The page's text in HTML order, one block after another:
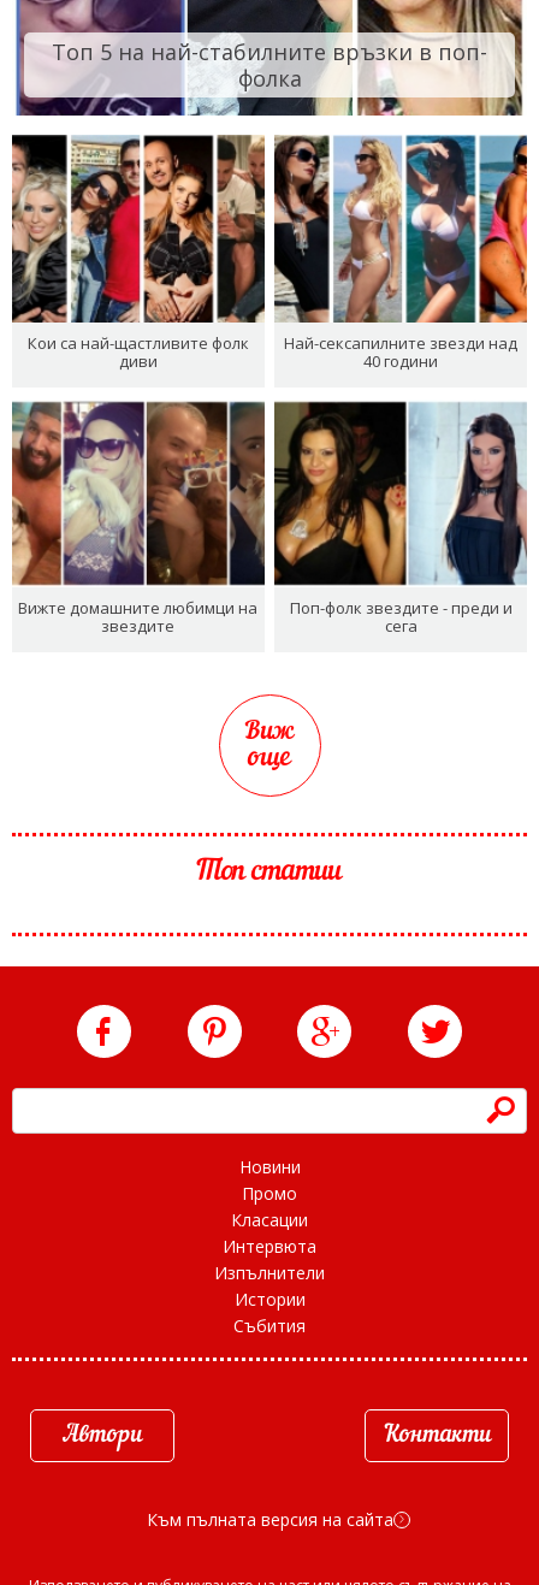
Топ 5 на най-стабилните връзки в поп-
фолка
Кои са най-щастливите фолк
диви
Най-сексапилните звезди над
40 години
Вижте домашните любимци на
звездите
Поп-фолк звездите - преди и
сега
Виж
още
Топ статии
h
Новини
Промо
Класации
Интервюта
Изпълнители
Истории
Събития
Автори Контакти
Към пълната версия на сайта d